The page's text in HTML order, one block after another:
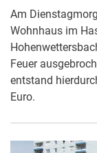
Am
Wohnhaus im
Feuer
entstand
Euro.